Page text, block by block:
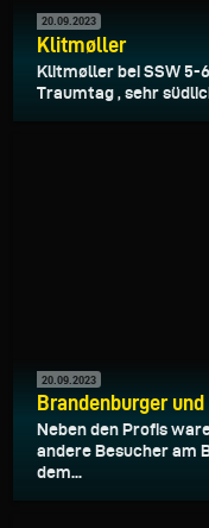
20.09.2023
Klitmøller
Klitmøller bei SSW 5-6
Traumtag , sehr
20.09.2023
Brandenburger
Neben den Profis
andere Besucher am
dem...